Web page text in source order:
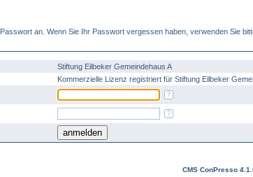
an. Wenn Sie Ihr Passwort vergessen haben, verwenden Sie
Stiftung Eilbeker Gemeindehaus A
Kommerzielle Lizenz registriert für Stiftung Eilbeker
CMS ConPresso